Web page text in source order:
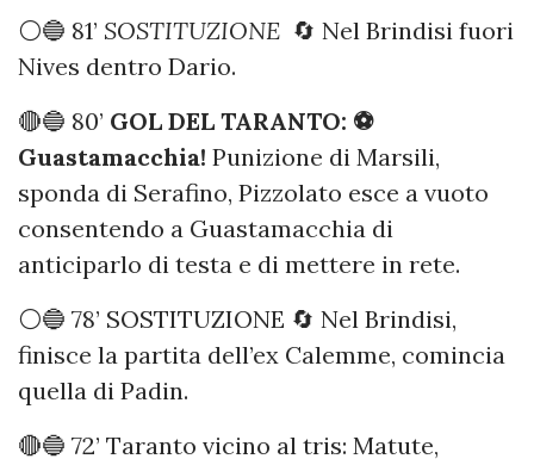
⚪️🔵 81’ SOSTITUZIONE 🔄 Nel Brindisi fuori
Nives dentro Dario.
🔴🔵 80’ GOL DEL TARANTO: ⚽️
Guastamacchia! Punizione di Marsili,
sponda di Serafino, Pizzolato esce a vuoto
consentendo a Guastamacchia di
anticiparlo di testa e di mettere in rete.
⚪️🔵 78’ SOSTITUZIONE 🔄 Nel Brindisi,
finisce la partita dell’ex Calemme, comincia
quella di Padin.
🔴🔵 72’ Taranto vicino al tris: Matute,